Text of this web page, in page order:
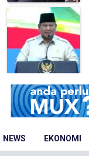
NEWS EKONOMI